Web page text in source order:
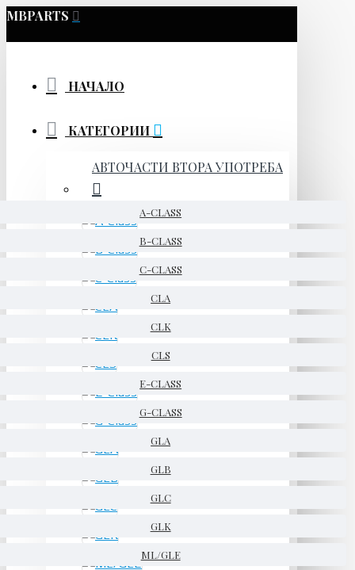
MBPARTS
НАЧАЛО
КАТЕГОРИИ
АВТОЧАСТИ ВТОРА УПОТРЕБА
A-CLASS
B-CLASS
C-CLASS
CLA
CLK
CLS
E-CLASS
G-CLASS
GLA
GLB
GLC
GLK
ML/GLE